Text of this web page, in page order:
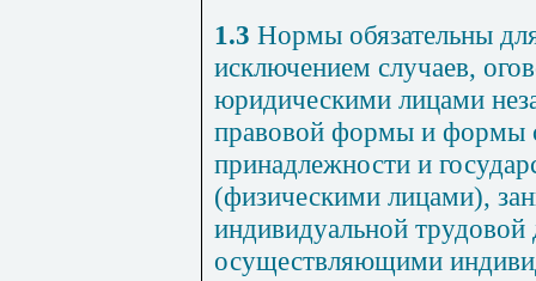
1.3 Нормы обязательны
исключением случаев,
юридическими лицами
правовой формы и формы
принадлежности и
(физическими лицами),
индивидуальной трудовой
осуществляющими